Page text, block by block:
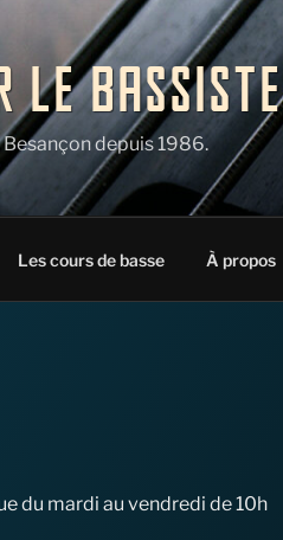
LE BASSISTE
depuis 1986.
Les cours de basse À propos
du mardi au vendredi de 10h